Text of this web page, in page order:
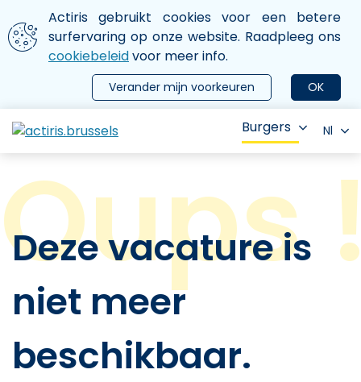
Aller au contenu principal
We gebruiken cookies
Actiris gebruikt cookies voor een betere
surfervaring op onze website. Raadpleeg ons
cookiebeleidvoor meer info.
OK
Verander mijn voorkeuren
le menu
Burgers Nl
Deze vacature is
niet meer
beschikbaar.